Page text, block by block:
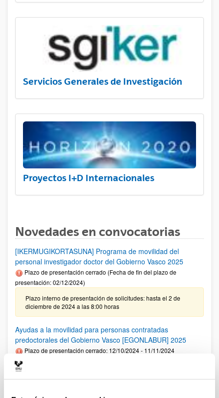
Servicios Generales de Investigación
Proyectos I+D Internacionales
Novedades en convocatorias
[IKERMUGIKORTASUNA] Programa de movilidad del
personal investigador doctor del Gobierno Vasco 2025
Plazo de presentación cerrado (Fecha de fin del plazo de
presentación: 02/12/2024)
Plazo interno de presentación de solicitudes: hasta el 2 de
diciembre de 2024 a las 8:00 horas
Ayudas a la movilidad para personas contratadas
predoctorales del Gobierno Vasco [EGONLABUR] 2025
Plazo de presentación cerrado: 12/10/2024 - 11/11/2024